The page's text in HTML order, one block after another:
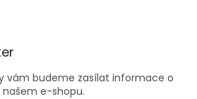
vám budeme zasílat informace o
e-shopu.